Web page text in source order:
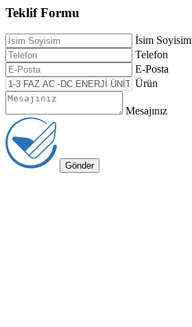
Teklif Formu
İsim Soyisim
Telefon
E-Posta
Ürün
Mesajınız
Gönder